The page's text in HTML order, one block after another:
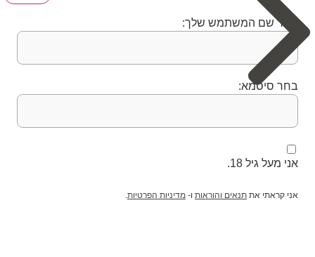
בחר שם המשתמש שלך:
בחר סיסמא:
אני מעל גיל 18.
אני קראתי את תנאים והוראות ו- מדיניות הפרטיות.